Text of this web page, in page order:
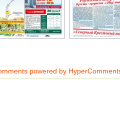
powered by